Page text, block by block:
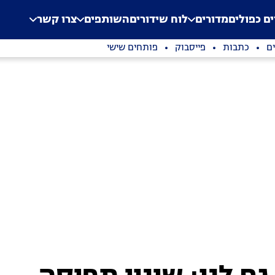
Application error: a
. כפוליםמדורים לוח שידוריםהשותפים צרו קשר
כתבות פייסבוק פותחים שישי